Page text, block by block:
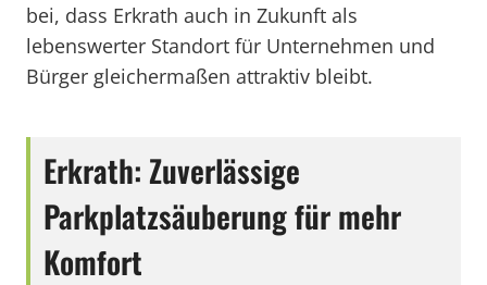
bei, dass Erkrath auch in Zukunft als
lebenswerter Standort für Unternehmen und
Bürger gleichermaßen attraktiv bleibt.
Erkrath: Zuverlässige
Parkplatzsäuberung für mehr
Komfort